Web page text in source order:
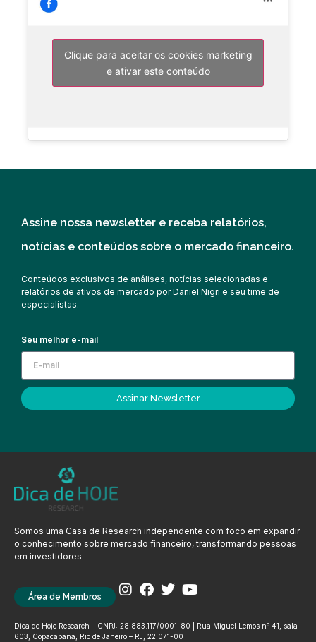
Clique para aceitar os cookies marketing
e ativar este conteúdo
Assine nossa newsletter e receba relatórios,
notícias e conteúdos sobre o mercado financeiro.
Conteúdos exclusivos de análises, notícias selecionadas e
relatórios de ativos de mercado por Daniel Nigri e seu time de
especialistas.
Seu melhor e-mail
Assinar Newsletter
Somos uma Casa de Research independente com foco em expandir
o conhecimento sobre mercado financeiro, transformando pessoas
em investidores
Área de Membros
Dica de Hoje Research – CNPJ: 28.883.117/0001-80 | Rua Miguel Lemos nº 41, sala
603, Copacabana, Rio de Janeiro – RJ, 22.071-00